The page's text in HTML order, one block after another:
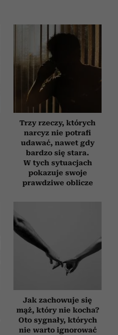
Trzy rzeczy, których
narcyz nie potrafi
udawać, nawet gdy
bardzo się stara.
W tych sytuacjach
pokazuje swoje
prawdziwe oblicze
Jak zachowuje się
mąż, który nie kocha?
Oto sygnały, których
nie warto ignorować